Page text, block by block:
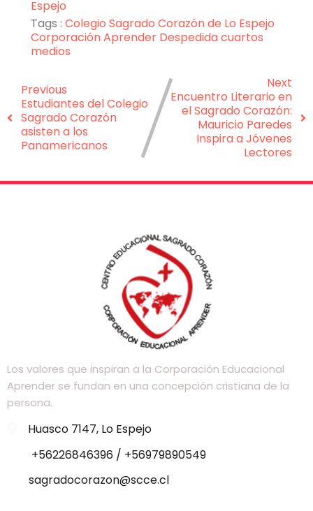
Espejo
Tags : Colegio Sagrado Corazón de Lo Espejo
Corporación Aprender Despedida cuartos
medios
Previous
Estudiantes del Colegio
Sagrado Corazón
asisten a los
Panamericanos
Next
Encuentro Literario en
el Sagrado Corazón:
Mauricio Paredes
Inspira a Jóvenes
Lectores
Los valores que inspiran a la Corporación Educacional
Aprender se fundan en una concepción cristiana de la
persona.
Huasco 7147, Lo Espejo
+56226846396 / +56979890549
sagradocorazon@scce.cl